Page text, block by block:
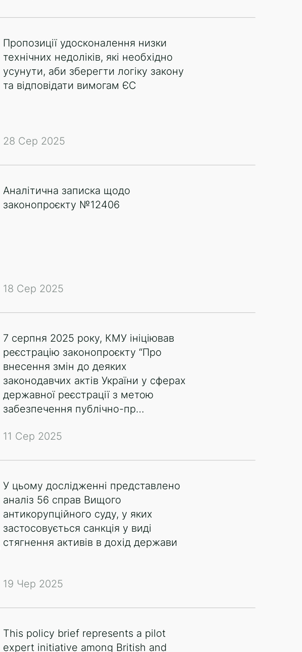
Пропозиції удосконалення низки
технічних недоліків, які необхідно
усунути, аби зберегти логіку закону
та відповідати вимогам ЄС
28 Сер 2025
Аналітична записка щодо
законопроєкту №12406
18 Сер 2025
7 серпня 2025 року, КМУ ініціював
реєстрацію законопроєкту “Про
внесення змін до деяких
законодавчих актів України у сферах
державної реєстрації з метою
забезпечення публічно-пр…
11 Сер 2025
У цьому дослідженні представлено
аналіз 56 справ Вищого
антикорупційного суду, у яких
застосовується санкція у виді
стягнення активів в дохід держави
19 Чер 2025
This policy brief represents a pilot
expert initiative among British and